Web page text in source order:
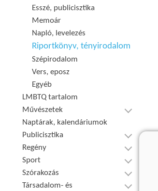
Esszé, publicisztika
Memoár
Napló, levelezés
Riportkönyv, tényirodalom
Szépirodalom
Vers, eposz
Egyéb
LMBTQ tartalom
Művészetek
Naptárak, kalendáriumok
Publicisztika
Regény
Sport
Szórakozás
Társadalom- és